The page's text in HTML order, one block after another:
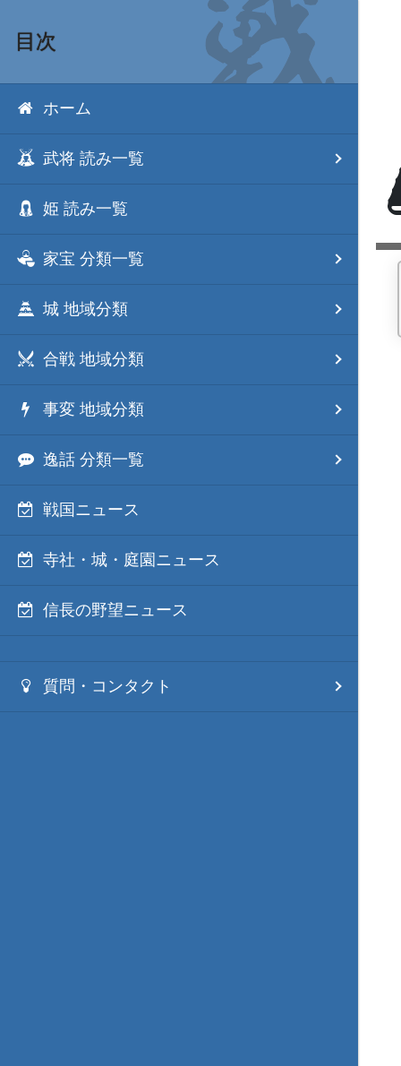
目次
ホーム
武将 読み一覧
姫 読み一覧
家宝 分類一覧
城 地域分類
合戦 地域分類
事変 地域分類
逸話 分類一覧
戦国ニュース
寺社・城・庭園ニュース
信長の野望ニュース
質問・コンタクト